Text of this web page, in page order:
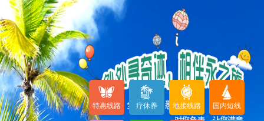
特惠线路 疗休养 地接线路 国内短线